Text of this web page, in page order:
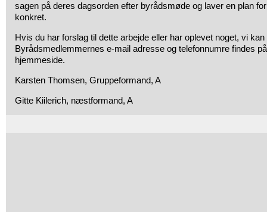
sagen på deres dagsorden efter byrådsmøde og laver en plan
konkret.
Hvis du har forslag til dette arbejde eller har oplevet noget, vi
Byrådsmedlemmernes e-mail adresse og telefonnumre findes
hjemmeside.
Karsten Thomsen, Gruppeformand, A
Gitte Kiilerich, næstformand, A